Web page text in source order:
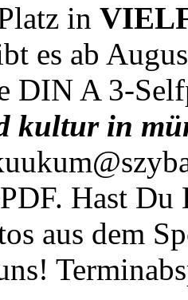
in
es ab
DIN A 3-
kultur in
Hast Du
aus dem